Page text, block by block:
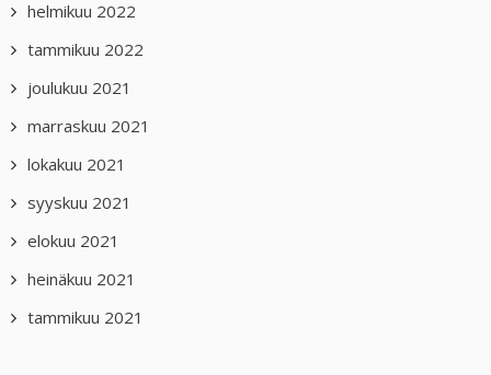
helmikuu 2022
tammikuu 2022
joulukuu 2021
marraskuu 2021
lokakuu 2021
syyskuu 2021
elokuu 2021
heinäkuu 2021
tammikuu 2021